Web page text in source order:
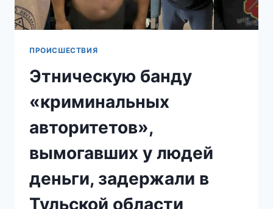
ПРОИСШЕСТВИЯ
Этническую банду
«криминальных
авторитетов»,
вымогавших у людей
деньги, задержали в
Тульской области